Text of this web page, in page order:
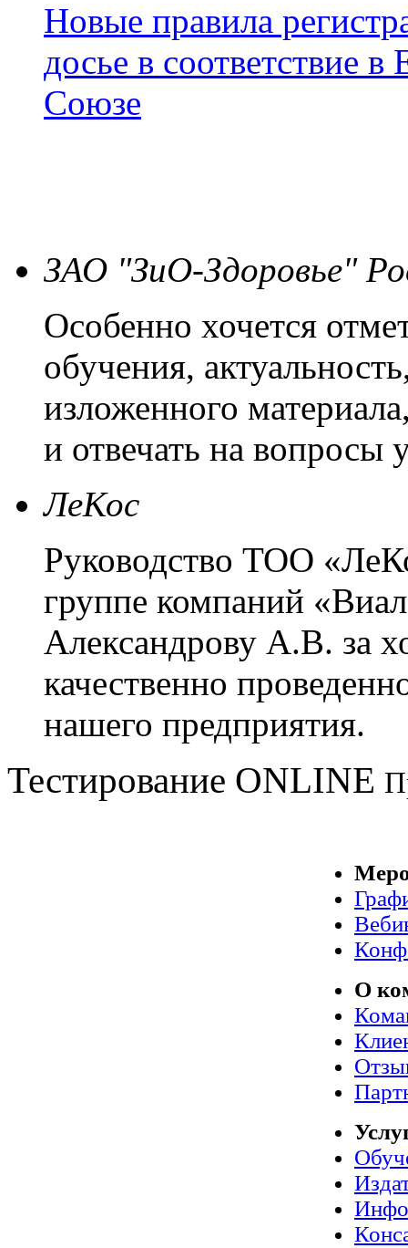
Новые правила
досье в соответствие
Союзе
ЗАО "ЗиО-Здоровье"
Особенно хочется
обучения,
изложенного
и отвечать на вопросы
ЛеКос
Руководство ТОО
группе компаний
Александрову А.В. за
качественно
нашего предприятия.
Тестирование ONLINE
О